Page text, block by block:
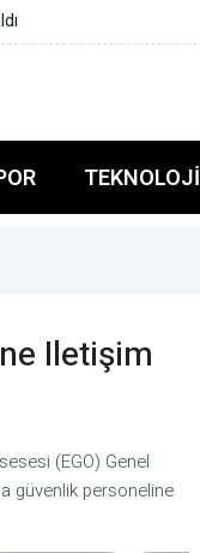
imzalandı
TEKNOLOJI
Iletişim
(EGO) Genel
güvenlik personeline